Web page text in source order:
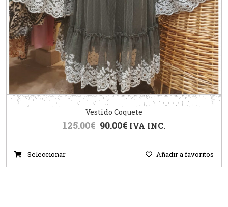
Vestido Coquete
125.00€ 90.00€ IVA INC.
Seleccionar Añadir a favoritos